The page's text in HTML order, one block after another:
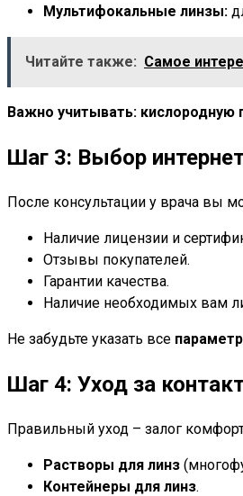
Мультифокальные линзы:
Читайте также: Самое
Важно учитывать: кислородную
Шаг 3: Выбор
После консультации у врача вы
Наличие лицензии и
Отзывы покупателей.
Гарантии качества.
Наличие необходимых вам
Не забудьте указать все
Шаг 4: Уход за
Правильный уход – залог
Растворы для линз
Контейнеры для линз.